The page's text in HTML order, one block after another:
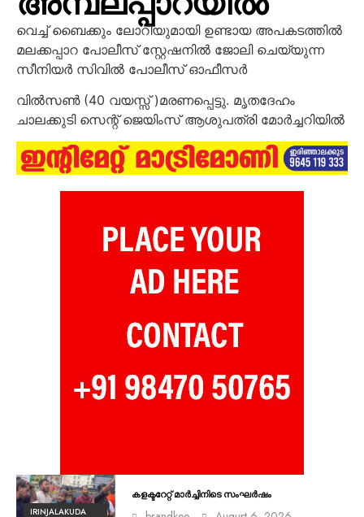
വെച്ച് ബൈക്കും ലോറിയുമായി ഉണ്ടായ അപകടത്തിൽ
മലക്കപ്പാറ പോലീസ് സ്റ്റേഷനിൽ ജോലി ചെയ്യുന്ന
സീനിയർ സിവിൽ പോലീസ് ഓഫീസർ
വിൽസൺ (40 വയസ്സ് )മരണപ്പെട്ടു. മൃതദേഹം
ചാലക്കുടി സെന്റ് ജെയിംസ് ആശുപത്രി മോർച്ചറിയിൽ
IRINJALAKUDA
കളക്ടറേറ്റ് മാർച്ചിനിടെ സംഘർഷം